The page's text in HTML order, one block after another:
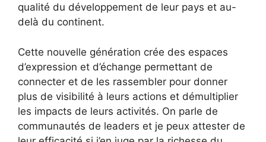
qualité du développement de leur pays et au-
delà du continent.
Cette nouvelle génération crée des espaces
d’expression et d’échange permettant de
connecter et de les rassembler pour donner
plus de visibilité à leurs actions et démultiplier
les impacts de leurs activités. On parle de
communautés de leaders et je peux attester de